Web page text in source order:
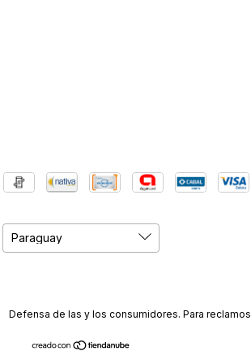
Defensa de las y los consumidores. Para reclamos